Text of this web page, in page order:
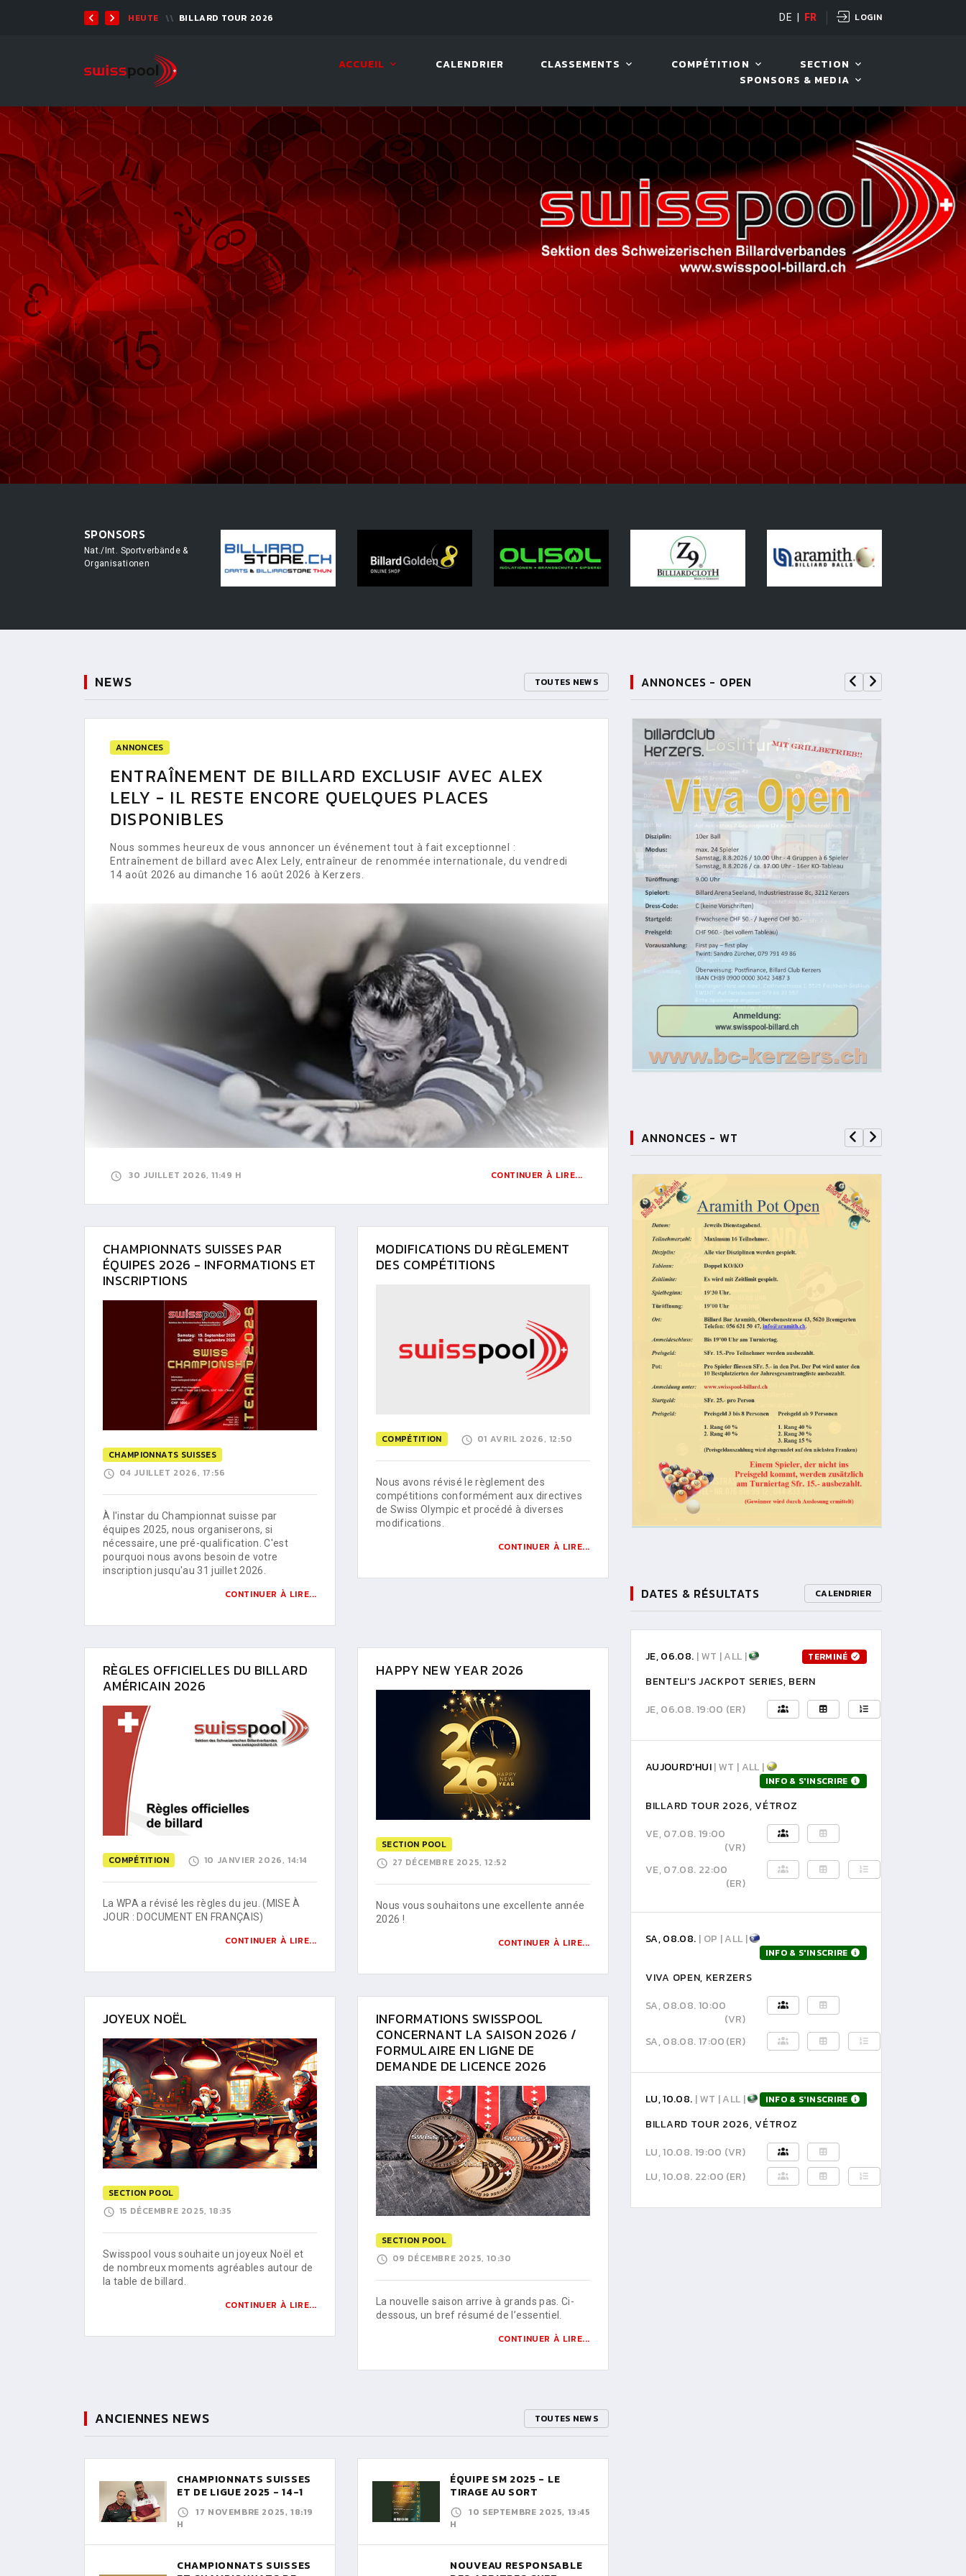
2026 - 9-BALL HEUTE BILLARD TOUR 2026 10 AOÛT. 2026, 19:00
DE FR LOGIN
ACCUEIL CALENDRIER CLASSEMENTS COMPÉTITION
SECTION
SPONSORS & MEDIA
SPONSORS
Nat./Int. Sportverbände &
Organisationen
NEWS TOUTES NEWS
ANNONCES
ENTRAÎNEMENT DE BILLARD EXCLUSIF AVEC ALEX
LELY - IL RESTE ENCORE QUELQUES PLACES
DISPONIBLES
Nous sommes heureux de vous annoncer un événement tout à fait exceptionnel :
Entraînement de billard avec Alex Lely, entraîneur de renommée internationale, du vendredi
14 août 2026 au dimanche 16 août 2026 à Kerzers.
30 JUILLET 2026, 11:49 H CONTINUER À LIRE...
CHAMPIONNATS SUISSES PAR
ÉQUIPES 2026 - INFORMATIONS ET
INSCRIPTIONS
CHAMPIONNATS SUISSES
04 JUILLET 2026, 17:56
À l'instar du Championnat suisse par
équipes 2025, nous organiserons, si
nécessaire, une pré-qualification. C'est
pourquoi nous avons besoin de votre
inscription jusqu'au 31 juillet 2026.
CONTINUER À LIRE...
MODIFICATIONS DU RÈGLEMENT
DES COMPÉTITIONS
COMPÉTITION 01 AVRIL 2026, 12:50
Nous avons révisé le règlement des
compétitions conformément aux directives
de Swiss Olympic et procédé à diverses
modifications.
CONTINUER À LIRE...
RÈGLES OFFICIELLES DU BILLARD
AMÉRICAIN 2026
COMPÉTITION 10 JANVIER 2026, 14:14
La WPA a révisé les règles du jeu. (MISE À
JOUR : DOCUMENT EN FRANÇAIS)
CONTINUER À LIRE...
HAPPY NEW YEAR 2026
SECTION POOL
27 DÉCEMBRE 2025, 12:52
Nous vous souhaitons une excellente année
2026 !
CONTINUER À LIRE...
JOYEUX NOËL
SECTION POOL
15 DÉCEMBRE 2025, 18:35
Swisspool vous souhaite un joyeux Noël et
de nombreux moments agréables autour de
la table de billard.
CONTINUER À LIRE...
INFORMATIONS SWISSPOOL
CONCERNANT LA SAISON 2026 /
FORMULAIRE EN LIGNE DE
DEMANDE DE LICENCE 2026
SECTION POOL
09 DÉCEMBRE 2025, 10:30
La nouvelle saison arrive à grands pas. Ci-
dessous, un bref résumé de l’essentiel.
CONTINUER À LIRE...
ANCIENNES NEWS TOUTES NEWS
CHAMPIONNATS SUISSES
ET DE LIGUE 2025 - 14-1
17 NOVEMBRE 2025, 18:19
H
CHAMPIONNATS SUISSES
ÉQUIPE SM 2025 - LE
TIRAGE AU SORT
10 SEPTEMBRE 2025, 13:45
H
NOUVEAU RESPONSABLE
ANNONCES - OPEN
ANNONCES - WT
DATES & RÉSULTATS CALENDRIER
JE, 06.08. | WT | ALL | TERMINÉ
BENTELI'S JACKPOT SERIES, BERN
JE, 06.08. 19:00 (ER)
AUJOURD'HUI| WT | ALL |
INFO & S'INSCRIRE
BILLARD TOUR 2026, VÉTROZ
VE, 07.08. 19:00
(VR)
VE, 07.08. 22:00
(ER)
SA, 08.08. | OP | ALL |
INFO & S'INSCRIRE
VIVA OPEN, KERZERS
SA, 08.08. 10:00
(VR)
SA, 08.08. 17:00(ER)
LU, 10.08. | WT | ALL | INFO & S'INSCRIRE
BILLARD TOUR 2026, VÉTROZ
LU, 10.08. 19:00 (VR)
LU, 10.08. 22:00 (ER)